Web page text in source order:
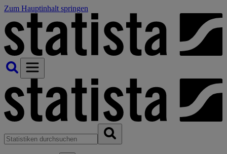
Zum Hauptinhalt springen